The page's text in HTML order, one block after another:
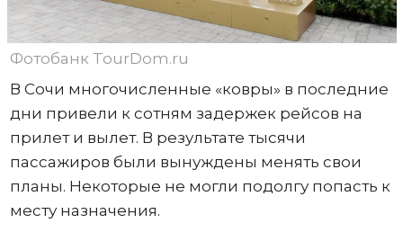
Фотобанк TourDom.ru
В Сочи многочисленные «ковры» в последние
дни привели к сотням задержек рейсов на
прилет и вылет. В результате тысячи
пассажиров были вынуждены менять свои
планы. Некоторые не могли подолгу попасть к
месту назначения.